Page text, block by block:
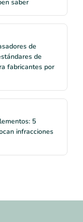
saber
de
de
fabricantes por
5
infracciones